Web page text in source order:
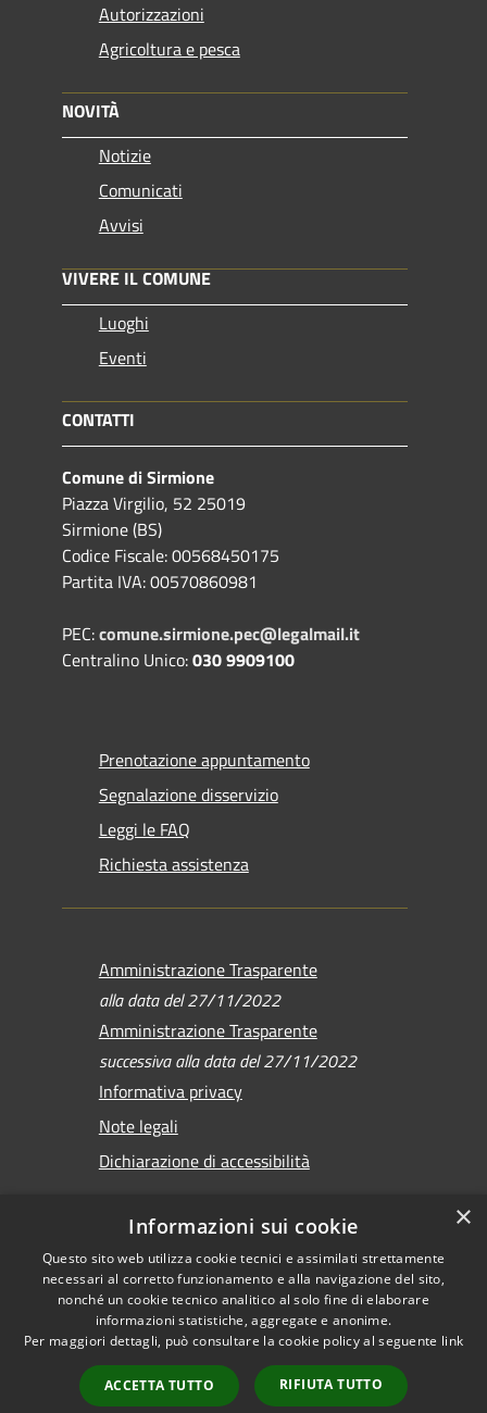
Autorizzazioni
Agricoltura e pesca
NOVITÀ
Notizie
Comunicati
Avvisi
VIVERE IL COMUNE
Luoghi
Eventi
CONTATTI
Comune di Sirmione
Piazza Virgilio, 52 25019
Sirmione (BS)
Codice Fiscale: 00568450175
Partita IVA: 00570860981
PEC:comune.sirmione.pec@legalmail.it
Centralino Unico:030 9909100
Prenotazione appuntamento
Segnalazione disservizio
Leggi le FAQ
Richiesta assistenza
Amministrazione Trasparente
alla data del 27/11/2022
Amministrazione Trasparente
successiva alla data del 27/11/2022
Informativa privacy
Note legali
Dichiarazione di accessibilità
RSS
Accessibilità
Privacy
Cookie
Mappa del sito
Versione
Copyright © 2026 •
Comune di Sirmione •
Powered by
Municipium•
Accesso redazione
×
Informazioni sui cookie
Questo sito web utilizza cookie tecnici e assimilati strettamente
necessari al corretto funzionamento e alla navigazione del sito,
nonché un cookie tecnico analitico al solo fine di elaborare
informazioni statistiche, aggregate e anonime.
Per maggiori dettagli, può consultare la cookie policy al seguente link
ACCETTA TUTTO RIFIUTA TUTTO